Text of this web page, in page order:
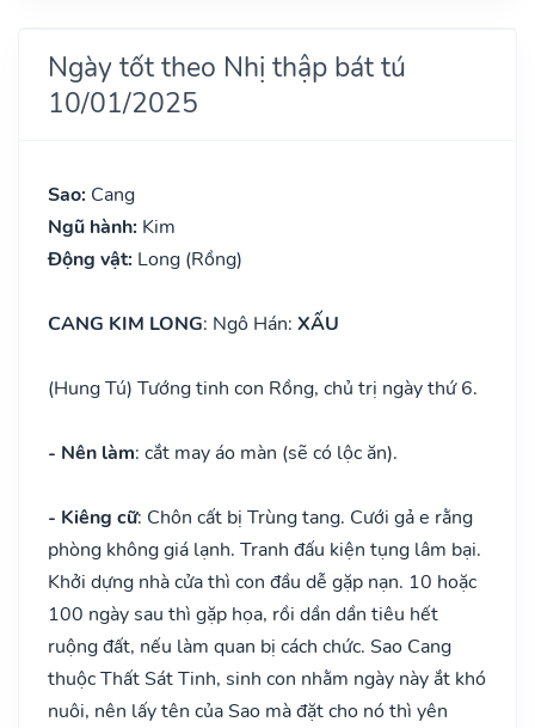
Ngày tốt theo Nhị thập bát tú
10/01/2025
Sao: Cang
Ngũ hành: Kim
Động vật: Long (Rồng)
CANG KIM LONG: Ngô Hán: XẤU
(Hung Tú) Tướng tinh con Rồng, chủ trị ngày thứ 6.
- Nên làm: cắt may áo màn (sẽ có lộc ăn).
- Kiêng cữ: Chôn cất bị Trùng tang. Cưới gả e rằng
phòng không giá lạnh. Tranh đấu kiện tụng lâm bại.
Khởi dựng nhà cửa thì con đầu dễ gặp nạn. 10 hoặc
100 ngày sau thì gặp họa, rồi dần dần tiêu hết
ruộng đất, nếu làm quan bị cách chức. Sao Cang
thuộc Thất Sát Tinh, sinh con nhằm ngày này ắt khó
nuôi, nên lấy tên của Sao mà đặt cho nó thì yên